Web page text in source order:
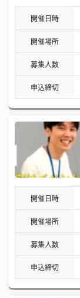
開催日時
開催場所
募集人数
申込締切
開催日時
開催場所
募集人数
申込締切